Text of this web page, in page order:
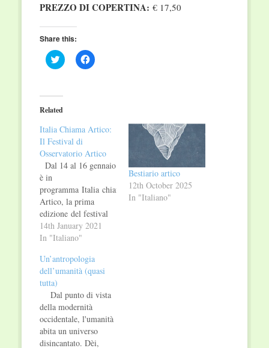
PREZZO DI COPERTINA: € 17,50
Share this:
Click
to
(Opens
in
new
Click
to
Related
Italia Chiama Artico:
Il Festival di
Osservatorio Artico
Dal 14 al 16 gennaio
è in
programma Italia chiama
Artico, la prima
edizione del festival
di Osservatorio
Artico che ha
e scoprire tutte le
connessioni del nostro
Paese con la regione
polare e di raccontare
al meglio il tema
artico. Tra i numerosi
appuntamenti vi
14th January 2021
In "Italiano"
Bestiario artico
12th October 2025
In "Italiano"
Un’antropologia
dell’umanità (quasi
tutta)
Dal punto di vista
della modernità
occidentale, l'umanità
abita un universo
disincantato. Dèi,